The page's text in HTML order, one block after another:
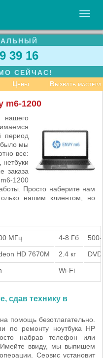
39 16
СЕЙЧАС!
Цены Вызвать мастера
m6-1200
период
было мы
все:
заказа
1200
Просто наберите нам
нашим клиентом, но
МГц 4-8 Гб
HD 7670M 2.4 кг
Wi-Fi
сдав технику в
помощь безотлагательно.
по ремонту ноутбука HP
набрав телефон или
Имейте ввиду, мы выпишем
Сервис установит